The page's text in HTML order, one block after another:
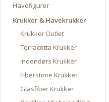
Havefigurer
Krukker & Havekrukker
Krukker Outlet
Terracotta Krukker
Indendørs Krukker
Fiberstone Krukker
Glasfiber Krukker